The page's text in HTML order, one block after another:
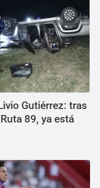
Gutiérrez: tras
89, ya está